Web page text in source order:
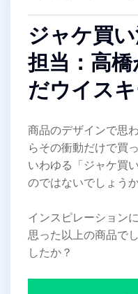
ジャケ買
担当：高
だウイスキ
商品のデザインで思
らその衝動だけで買
いわゆる「ジャケ買
のではないでしょう
インスピレーション
思った以上の商品で
したか？